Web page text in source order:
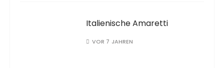
Italienische Amaretti
VOR 7 JAHREN